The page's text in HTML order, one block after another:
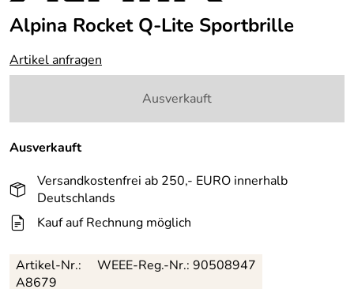
Alpina Rocket Q-Lite Sportbrille
Artikel anfragen
Ausverkauft
Ausverkauft
Versandkostenfrei ab 250,- EURO innerhalb
Deutschlands
Kauf auf Rechnung möglich
Artikel-Nr.:
A8679
WEEE-Reg.-Nr.: 90508947